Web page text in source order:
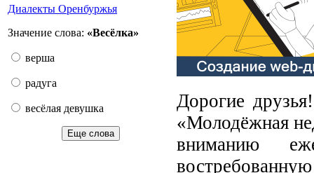
Диалекты Оренбуржья
Значение слова: «Весёлка»
верша
радуга
весёлая девушка
Еще слова
Дорогие
«Молодёжная
вниманию